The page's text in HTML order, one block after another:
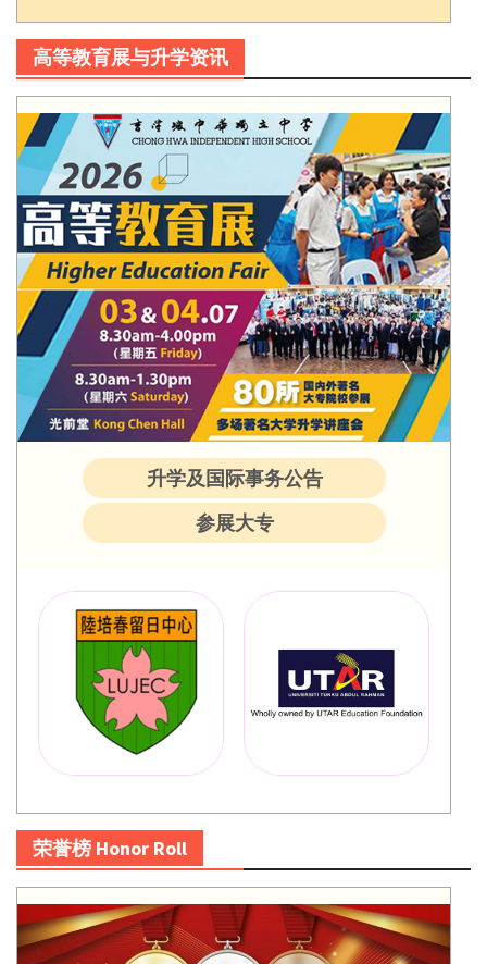
高等教育展与升学资讯
升学及国际事务公告
参展大专
荣誉榜 Honor Roll